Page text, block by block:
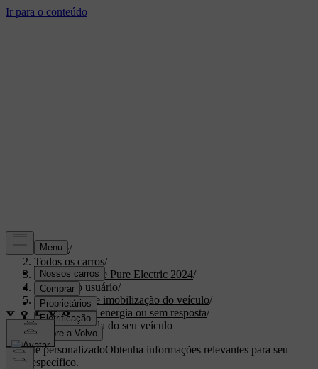
Suporte/
Todos os carros/
XC40 Recharge Pure Electric 2024/
Manual do usuário/
Recuperação e imobilização do veículo/
Veículo sem energia ou sem resposta/
Partida assistida do seu veículo
Suporte personalizadoObtenha informações relevantes para seu
carro específico.